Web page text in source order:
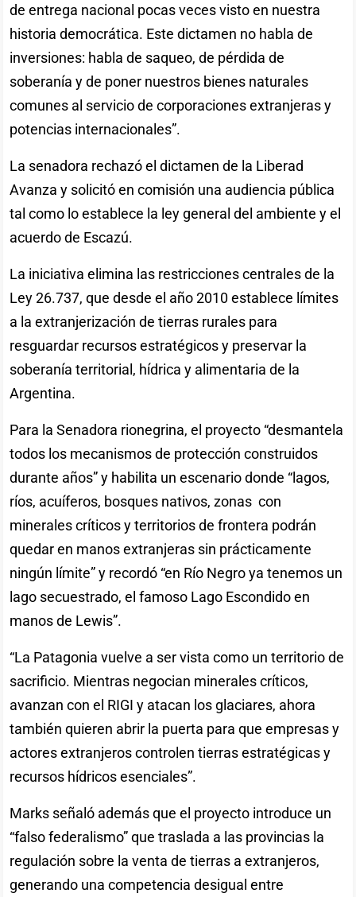
de entrega nacional pocas veces visto en nuestra
historia democrática. Este dictamen no habla de
inversiones: habla de saqueo, de pérdida de
soberanía y de poner nuestros bienes naturales
comunes al servicio de corporaciones extranjeras y
potencias internacionales”.
La senadora rechazó el dictamen de la Liberad
Avanza y solicitó en comisión una audiencia pública
tal como lo establece la ley general del ambiente y el
acuerdo de Escazú.
La iniciativa elimina las restricciones centrales de la
Ley 26.737, que desde el año 2010 establece límites
a la extranjerización de tierras rurales para
resguardar recursos estratégicos y preservar la
soberanía territorial, hídrica y alimentaria de la
Argentina.
Para la Senadora rionegrina, el proyecto “desmantela
todos los mecanismos de protección construidos
durante años” y habilita un escenario donde “lagos,
ríos, acuíferos, bosques nativos, zonas con
minerales críticos y territorios de frontera podrán
quedar en manos extranjeras sin prácticamente
ningún límite” y recordó “en Río Negro ya tenemos un
lago secuestrado, el famoso Lago Escondido en
manos de Lewis”.
“La Patagonia vuelve a ser vista como un territorio de
sacrificio. Mientras negocian minerales críticos,
avanzan con el RIGI y atacan los glaciares, ahora
también quieren abrir la puerta para que empresas y
actores extranjeros controlen tierras estratégicas y
recursos hídricos esenciales”.
Marks señaló además que el proyecto introduce un
“falso federalismo” que traslada a las provincias la
regulación sobre la venta de tierras a extranjeros,
generando una competencia desigual entre